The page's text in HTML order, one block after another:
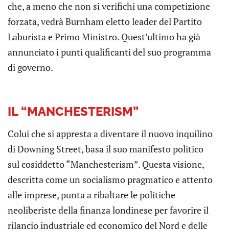
che, a meno che non si verifichi una competizione
forzata, vedrà Burnham eletto leader del Partito
Laburista e Primo Ministro. Quest’ultimo ha già
annunciato i punti qualificanti del suo programma
di governo.
IL “MANCHESTERISM”
Colui che si appresta a diventare il nuovo inquilino
di Downing Street, basa il suo manifesto politico
sul cosiddetto “Manchesterism”. Questa visione,
descritta come un socialismo pragmatico e attento
alle imprese, punta a ribaltare le politiche
neoliberiste della finanza londinese per favorire il
rilancio industriale ed economico del Nord e delle